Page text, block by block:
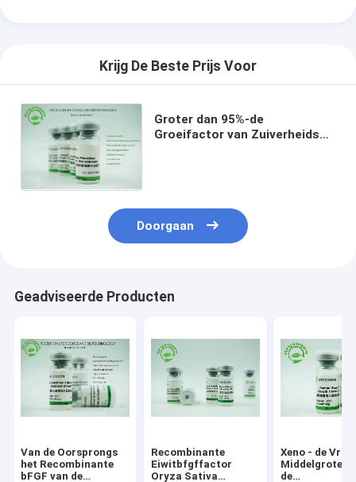
Krijg De Beste Prijs Voor
Groter dan 95%-de
Groeifactor van Zuiverheids
Doorgaan
Geadviseerde Producten
Van de Oorsprongs
het Recombinante
bFGF van de
Recombinante
Eiwitbfgffactor
Oryza Sativa
Xeno - de Vrije
Middelgrote
de